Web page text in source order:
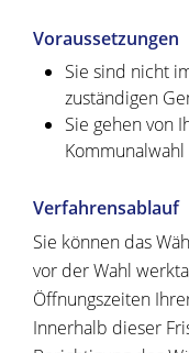
Voraussetzungen
Sie sind nicht
zuständigen
Sie gehen von
Kommunalwahl
Verfahrensablauf
Sie können das
vor der Wahl
Öffnungszeiten
Innerhalb dieser